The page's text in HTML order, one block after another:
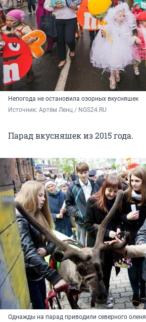
Непогода не остановила озорных вкусняшек
Источник: Артём Ленц / NGS24.RU
Парад вкусняшек из 2015 года.
Однажды на парад приводили северного оленя